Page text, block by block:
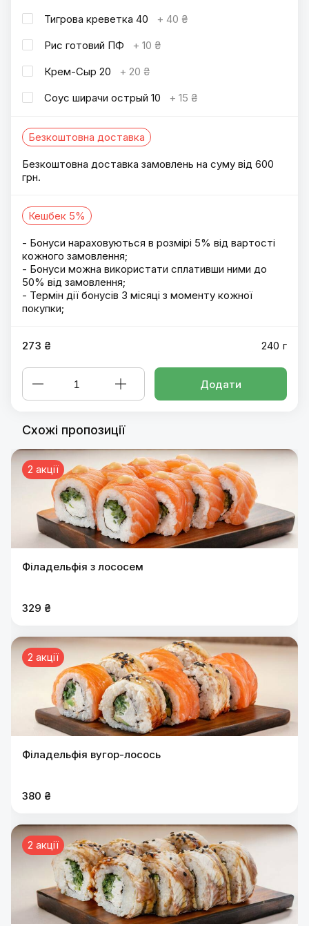
Тигрова креветка 40
+ 40 ₴
Рис готовий ПФ
+ 10 ₴
Крем-Сыр 20
+ 20 ₴
Соус ширачи острый 10
+ 15 ₴
Безкоштовна доставка
Безкоштовна доставка замовлень на суму від 600
грн.
Кешбек 5%
- Бонуси нараховуються в розмірі 5% від вартості
кожного замовлення;
- Бонуси можна використати сплативши ними до
50% від замовлення;
- Термін дії бонусів 3 місяці з моменту кожної
покупки;
273 ₴ 240 г
Додати
Схожі пропозиції
2 акції
Філадельфія з лососем
329 ₴
2 акції
Філадельфія вугор-лосось
380 ₴
2 акції